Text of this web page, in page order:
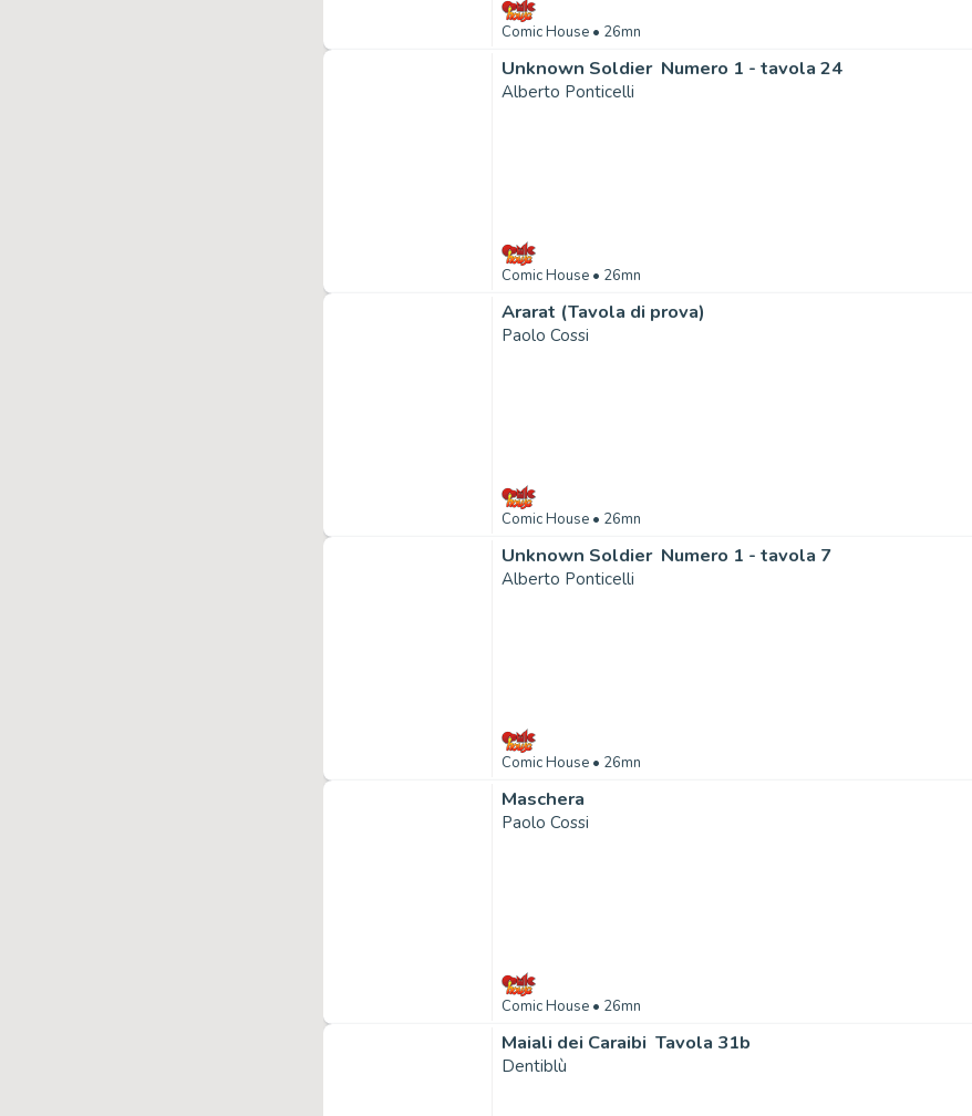
Comic House • 26mn
Unknown Soldier  Numero 1 - tavola 24
Alberto Ponticelli
Comic House • 26mn
Ararat (Tavola di prova)
Paolo Cossi
Comic House • 26mn
Unknown Soldier  Numero 1 - tavola 7
Alberto Ponticelli
Comic House • 26mn
Maschera
Paolo Cossi
Comic House • 26mn
Maiali dei Caraibi  Tavola 31b
Dentiblù